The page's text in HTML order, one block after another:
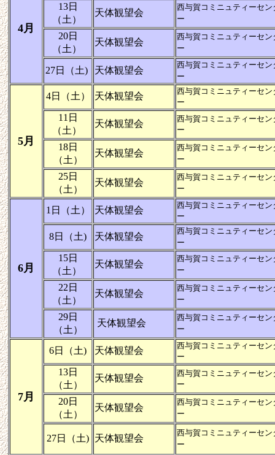
4月
13日
（土）
天体観望会
西与賀コミニュティーセン
ー
20日
（土）
天体観望会
西与賀コミニュティーセン
ー
27日（土) 天体観望会
西与賀コミニュティーセン
ー
5月
4日（土） 天体観望会
西与賀コミニュティーセン
ー
11日
（土）
天体観望会
西与賀コミニュティーセン
ー
18日
（土）
天体観望会
西与賀コミニュティーセン
ー
25日
（土）
天体観望会
西与賀コミニュティーセン
ー
6月
1日（土） 天体観望会
西与賀コミニュティーセン
ー
8日（土) 天体観望会
西与賀コミニュティーセン
ー
15日
（土）
天体観望会
西与賀コミニュティーセン
ー
22日
（土）
天体観望会
西与賀コミニュティーセン
ー
29日
（土）
天体観望会
西与賀コミニュティーセン
ー
7月
6日（土) 天体観望会
西与賀コミニュティーセン
ー
13日
（土）
天体観望会
西与賀コミニュティーセン
ー
20日
（土）
天体観望会
西与賀コミニュティーセン
ー
27日（土) 天体観望会
西与賀コミニュティーセン
ー